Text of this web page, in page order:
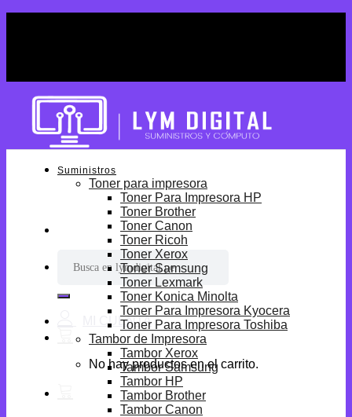
por:
No hay productos en el carrito.
Suministros
Toner para impresora
Toner Para Impresora HP
Toner Brother
Toner Canon
Toner Ricoh
Toner Xerox
Toner Samsung
Toner Lexmark
Toner Konica Minolta
Toner Para Impresora Kyocera
Toner Para Impresora Toshiba
Tambor de Impresora
Tambor Xerox
Tambor Samsung
Tambor HP
Tambor Brother
Tambor Canon